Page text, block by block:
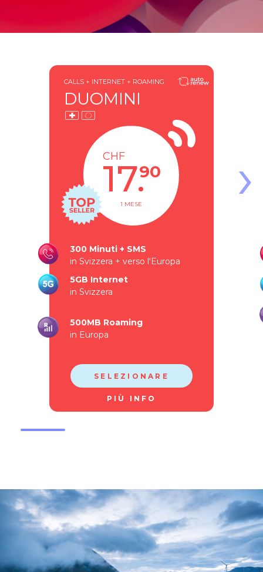
CALLS + INTERNET + ROAMING
DUOMINI
CHF
17.90
1 MESE
300 Minuti + SMS
in Svizzera + verso l'Europa
5GB Internet
in Svizzera
500MB Roaming
in Europa
SELEZIONARE
PIÙ INFO
›